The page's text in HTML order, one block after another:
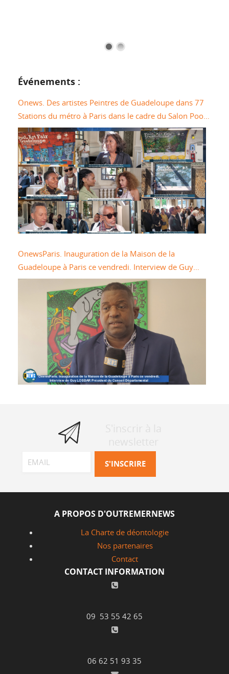
Événements :
Onews. Des artistes Peintres de Guadeloupe dans 77
Stations du métro à Paris dans le cadre du Salon Pool
Art Fair
OnewsParis. Inauguration de la Maison de la
Guadeloupe à Paris ce vendredi. Interview de Guy
LOSBAR Président du Conseil Départemental
A PROPOS D'OUTREMERNEWS
La Charte de déontologie
Nos partenaires
Contact
CONTACT INFORMATION
09 53 55 42 65
06 62 51 93 35